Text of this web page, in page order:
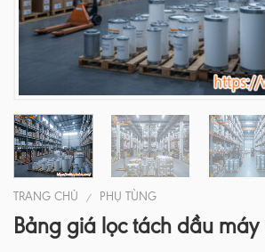
TRANG CHỦ / PHỤ TÙNG
Bảng giá lọc tách dầu máy